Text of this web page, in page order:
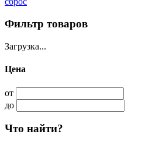
Фильтр товаров
Загрузка...
Цена
от
до
Что найти?